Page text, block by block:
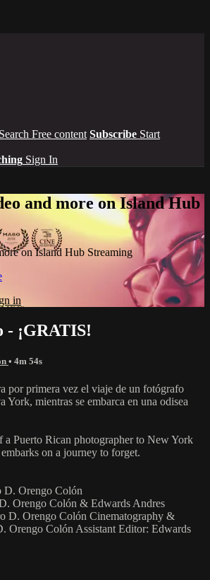
Search Free content Subscribe Start
Sign In
and more on Island Hub
on Island Hub Streaming
in
- ¡GRATIS!
• 4m 54s
por primera vez el viaje de un fotógrafo
York, mientras se embarca en una odisea
a Puerto Rican photographer to New York
on a journey to forget.
D. Orengo Colón
Orengo Colón & Edwards Andres
D. Orengo Colón Cinematography &
Orengo Colón Assistant Editor: Edwards